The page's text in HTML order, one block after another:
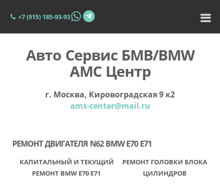
+7 (915) 185-93-93
Авто Сервис БМВ/BMW
АМС Центр
г. Москва, Кировоградская 9 к2
ams-center@mail.ru
РЕМОНТ ДВИГАТЕЛЯ N62 BMW Е70 Е71
КАПИТАЛЬНЫЙ И ТЕКУЩИЙ
РЕМОНТ BMW Е70 Е71
РЕМОНТ ГОЛОВКИ БЛОКА
ЦИЛИНДРОВ